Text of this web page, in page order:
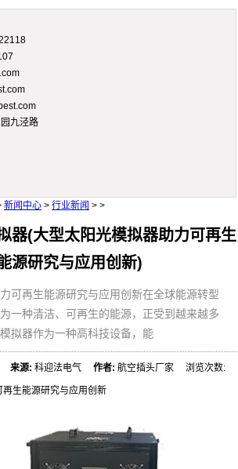
九泾路
新闻中心 > 行业新闻 > >
器(大型太阳光模拟器助力可再生
源研究与应用创新)
可再生能源研究与应用创新在全球能源转型
一种清洁、可再生的能源，正受到越来越多
拟器作为一种高科技设备，能
来源: 科迎法电气作者: 航空插头厂家 浏览次数:
再生能源研究与应用创新